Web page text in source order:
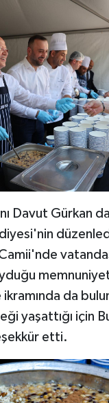
Davut Gürkan
ikramında da
yaşattığı için
etti.